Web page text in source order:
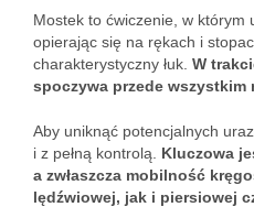
Mostek to ćwiczenie, w którym
opierając się na rękach i
charakterystyczny łuk. W
spoczywa przede wszystkim
Aby uniknąć potencjalnych
i z pełną kontrolą. Kluczowa
a zwłaszcza mobilność
lędźwiowej, jak i piersiowej